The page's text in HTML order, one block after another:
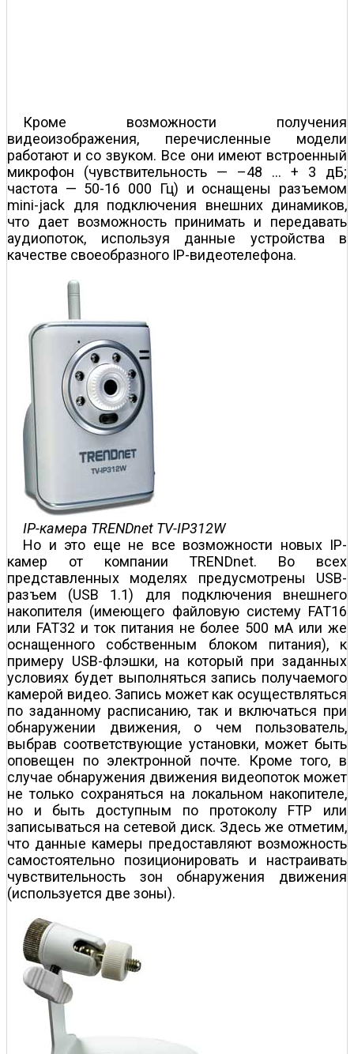
Кроме возможности получения
видеоизображения, перечисленные модели
работают и со звуком. Все они имеют встроенный
микрофон (чувствительность — –48 ... + 3 дБ;
частота — 50-16 000 Гц) и оснащены разъемом
mini-jack для подключения внешних динамиков,
что дает возможность принимать и передавать
аудиопоток, используя данные устройства в
качестве своеобразного IP-видеотелефона.
IP-камера TRENDnet TV-IP312W
Но и это еще не все возможности новых IP-
камер от компании TRENDnet. Во всех
представленных моделях предусмотрены USB-
разъем (USB 1.1) для подключения внешнего
накопителя (имеющего файловую систему FAT16
или FAT32 и ток питания не более 500 мA или же
оснащенного собственным блоком питания), к
примеру USB-флэшки, на который при заданных
условиях будет выполняться запись получаемого
камерой видео. Запись может как осуществляться
по заданному расписанию, так и включаться при
обнаружении движения, о чем пользователь,
выбрав соответствующие установки, может быть
оповещен по электронной почте. Кроме того, в
случае обнаружения движения видеопоток может
не только сохраняться на локальном накопителе,
но и быть доступным по протоколу FTP или
записываться на сетевой диск. Здесь же отметим,
что данные камеры предоставляют возможность
самостоятельно позиционировать и настраивать
чувствительность зон обнаружения движения
(используется две зоны).